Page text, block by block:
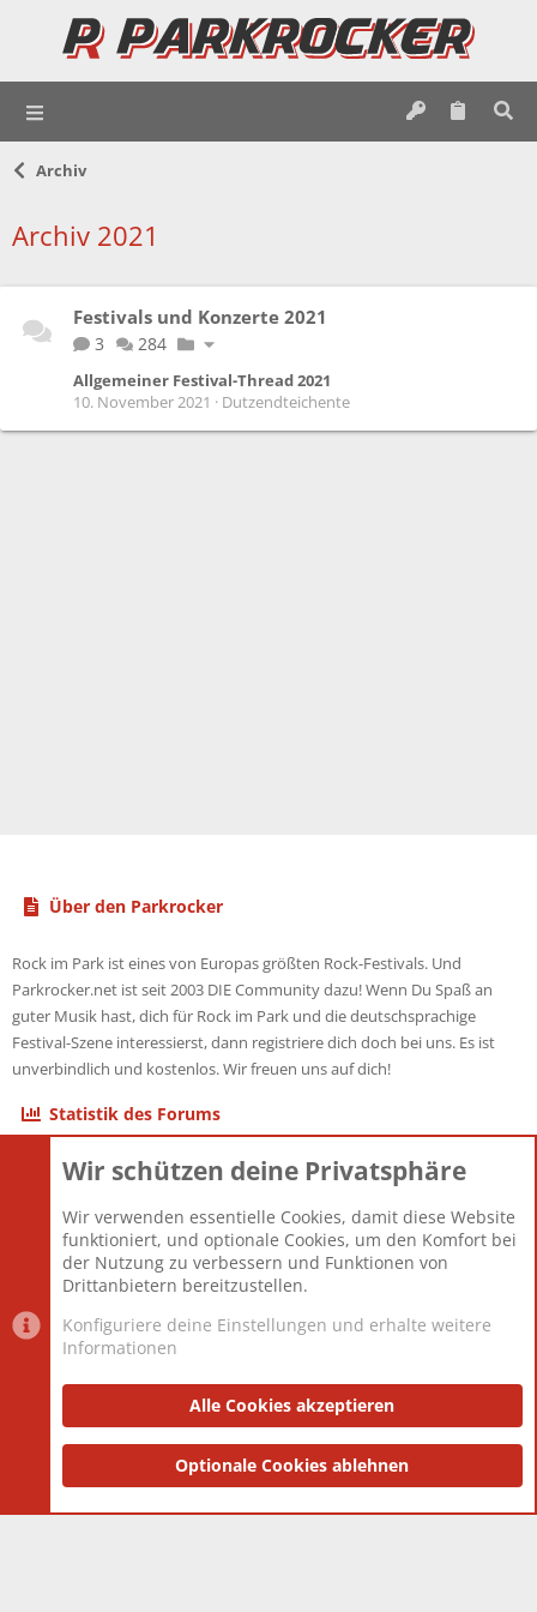
Archiv
Archiv 2021
Festivals und Konzerte 2021
3 284
Allgemeiner Festival-Thread 2021
10. November 2021
Dutzendteichente
Über den Parkrocker
Rock im Park ist eines von Europas größten Rock-Festivals. Und
Parkrocker.net ist seit 2003 DIE Community dazu! Wenn Du Spaß an
guter Musik hast, dich für Rock im Park und die deutschsprachige
Festival-Szene interessierst, dann registriere dich doch bei uns. Es ist
unverbindlich und kostenlos. Wir freuen uns auf dich!
Statistik des Forums
Themen
Mitglieder
12.427
Neuestes Mitglied
Berlin
Datenschutzerklärung Impressum
Community platform by XenForo® © 2010-2025 XenForo Ltd.
and add-ons by ThemeHouse
Wir schützen deine Privatsphäre
Wir verwenden essentielle Cookies, damit diese Website
funktioniert, und optionale Cookies, um den Komfort bei
der Nutzung zu verbessern und Funktionen von
Drittanbietern bereitzustellen.
Konfiguriere deine Einstellungen und erhalte weitere
Informationen
Alle Cookies akzeptieren
Optionale Cookies ablehnen